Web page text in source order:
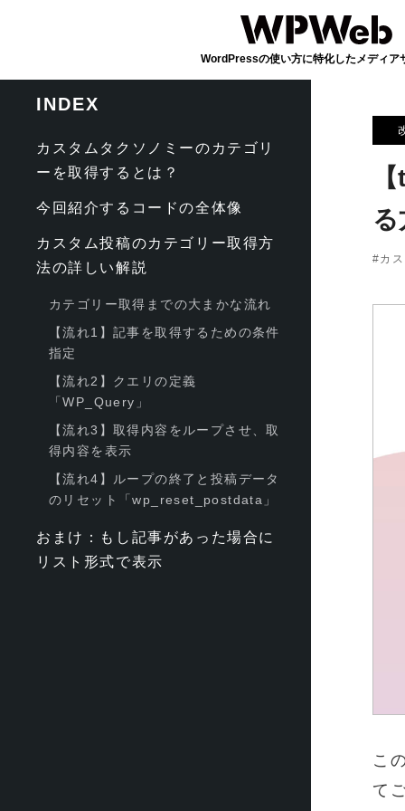
INDEX
カスタムタクソノミーのカテゴリ
ーを取得するとは？
今回紹介するコードの全体像
カスタム投稿のカテゴリー取得方
法の詳しい解説
カテゴリー取得までの大まかな流れ
【流れ1】記事を取得するための条件
指定
【流れ2】クエリの定義
「WP_Query」
【流れ3】取得内容をループさせ、取
得内容を表示
【流れ4】ループの終了と投稿データ
のリセット「wp_reset_postdata」
おまけ：もし記事があった場合に
リスト形式で表示
る
カ
こ
て